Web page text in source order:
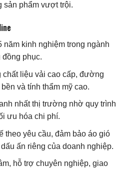
sản phẩm vượt trội.
năm kinh nghiệm trong ngành
đồng phục.
chất liệu vải cao cấp, đường
và tính thẩm mỹ cao.
nhất thị trường nhờ quy trình
ưu hóa chi phí.
theo yêu cầu, đảm bảo áo gió
ấn riêng của doanh nghiệp.
hỗ trợ chuyên nghiệp, giao